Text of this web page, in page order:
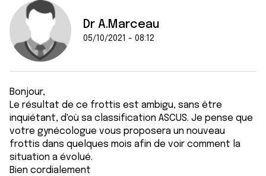
Dr A.Marceau
05/10/2021 - 08:12
Bonjour,
Le résultat de ce frottis est ambigu, sans être
inquiétant, d'où sa classification ASCUS. Je pense que
votre gynécologue vous proposera un nouveau
frottis dans quelques mois afin de voir comment la
situation a évolué.
Bien cordialement